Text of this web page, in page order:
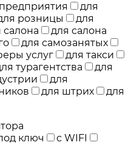
для
розницы
для
салона
для салона
для самозанятых
услуг
для такси
турагентства
для
для
для штрих
для
ключ
с WIFI